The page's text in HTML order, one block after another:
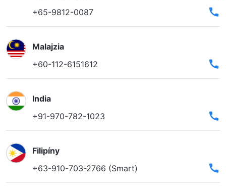
+65-9812-0087
Malajzia
+60-112-6151612
India
+91-970-782-1023
Filipíny
+63-910-703-2766 (Smart)